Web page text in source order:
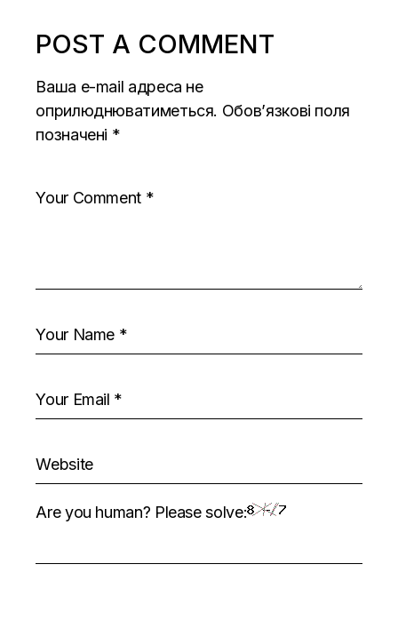
POST A COMMENT
Ваша e-mail адреса не
оприлюднюватиметься. Обов’язкові поля
позначені *
Are you human? Please solve: